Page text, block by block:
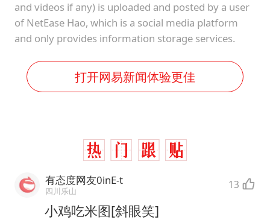
and videos if any) is uploaded and posted by a user
of NetEase Hao, which is a social media platform
and only provides information storage services.
打开网易新闻体验更佳
有态度网友0inE-t
四川乐山 13
小鸡吃米图[斜眼笑]